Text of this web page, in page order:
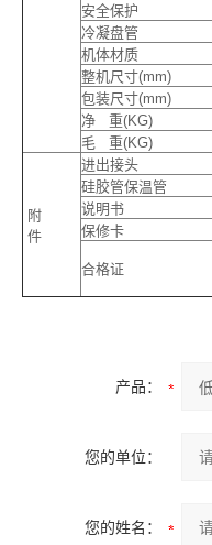
安全保护
冷凝盘管
机体材质
整机尺寸(mm)
包装尺寸(mm)
净 重(KG)
毛 重(KG)
附
件
进出接头
硅胶管保温管
说明书
保修卡
合格证
产品：
您的单位：
您的姓名：